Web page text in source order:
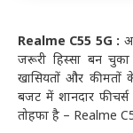
Realme C55 5G :
जरूरी हिस्सा बन
खासियतों और
बजट में शानदार
तोहफा है – Realme